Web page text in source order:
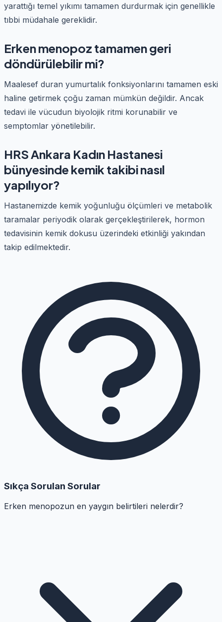
yarattığı temel yıkımı tamamen durdurmak için genellikle
tıbbi müdahale gereklidir.
Erken menopoz tamamen geri
döndürülebilir mi?
Maalesef duran yumurtalık fonksiyonlarını tamamen eski
haline getirmek çoğu zaman mümkün değildir. Ancak
tedavi ile vücudun biyolojik ritmi korunabilir ve
semptomlar yönetilebilir.
HRS Ankara Kadın Hastanesi
bünyesinde kemik takibi nasıl
yapılıyor?
Hastanemizde kemik yoğunluğu ölçümleri ve metabolik
taramalar periyodik olarak gerçekleştirilerek, hormon
tedavisinin kemik dokusu üzerindeki etkinliği yakından
takip edilmektedir.
Sıkça Sorulan Sorular
Erken menopozun en yaygın belirtileri nelerdir?